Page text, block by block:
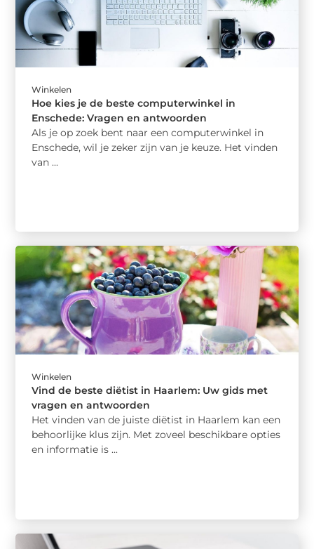
Winkelen
Hoe kies je de beste computerwinkel in
Enschede: Vragen en antwoorden
Als je op zoek bent naar een computerwinkel in
Enschede, wil je zeker zijn van je keuze. Het vinden
van ...
Winkelen
Vind de beste diëtist in Haarlem: Uw gids met
vragen en antwoorden
Het vinden van de juiste diëtist in Haarlem kan een
behoorlijke klus zijn. Met zoveel beschikbare opties
en informatie is ...